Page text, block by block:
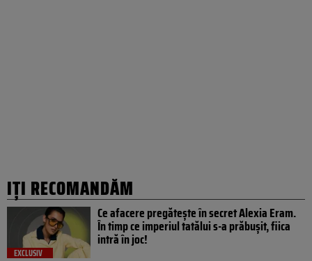
IȚI RECOMANDĂM
EXCLUSIV
Ce afacere pregătește în secret Alexia Eram.
În timp ce imperiul tatălui s-a prăbușit, fiica
intră în joc!